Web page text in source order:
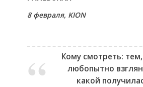
8 февраля, KION
Кому смотреть:
любопытно
какой